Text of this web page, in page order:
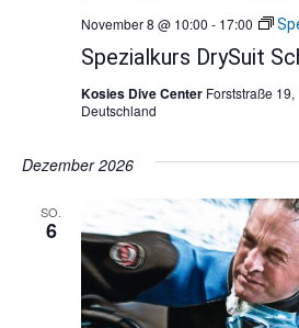
Spezialkurs DrySuit
November 8 @ 10:00 - 17:00
Kosies Dive Center Forststraße
Deutschland
Dezember 2026
SO.
6